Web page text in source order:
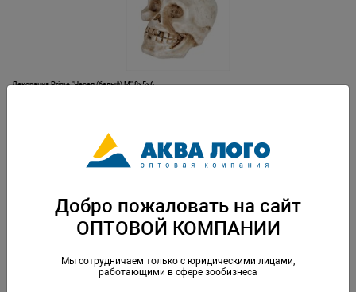
Декорация Prime "Череп (белый) М" 8х5х6
Добро пожаловать на сайт
ОПТОВОЙ КОМПАНИИ
Мы сотрудничаем только с юридическими лицами,
работающими в сфере зообизнеса